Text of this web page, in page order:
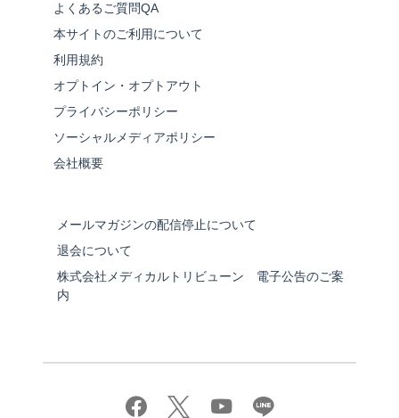
よくあるご質問QA
本サイトのご利用について
利用規約
オプトイン・オプトアウト
プライバシーポリシー
ソーシャルメディアポリシー
会社概要
メールマガジンの配信停止について
退会について
株式会社メディカルトリビューン 電子公告のご案
内